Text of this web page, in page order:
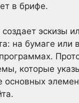
в брифе.
эскизы
на бумаге или в
которые
основных